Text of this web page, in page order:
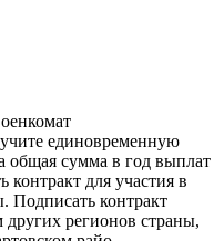
единовременную
общая сумма в год выплат
для участия в
Подписать контракт
регионов страны,